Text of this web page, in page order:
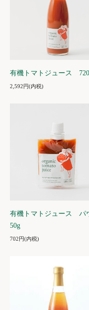
有機トマトジュース
2,592円(内税)
有機トマトジュース パ
50g
702円(内税)